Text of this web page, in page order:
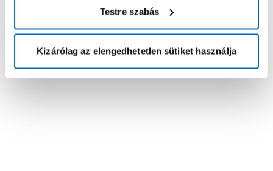
Testre szabás
Kizárólag az elengedhetetlen sütiket használja